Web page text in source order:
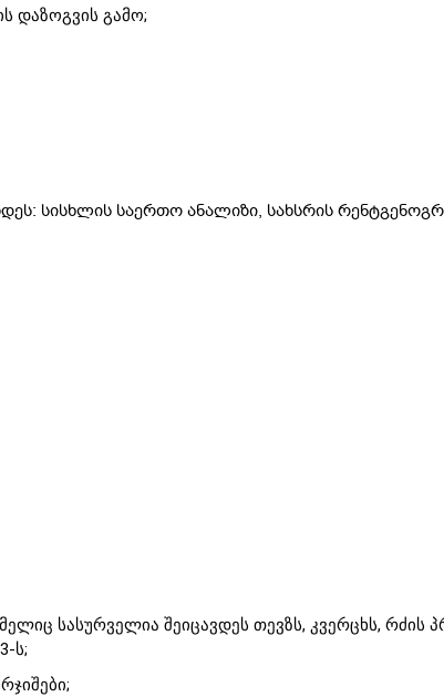
დაზოგვის გამო;
სისხლის საერთო ანალიზი, სახსრის
სასურველია შეიცავდეს თევზს, კვერცხს, რძის
ს;